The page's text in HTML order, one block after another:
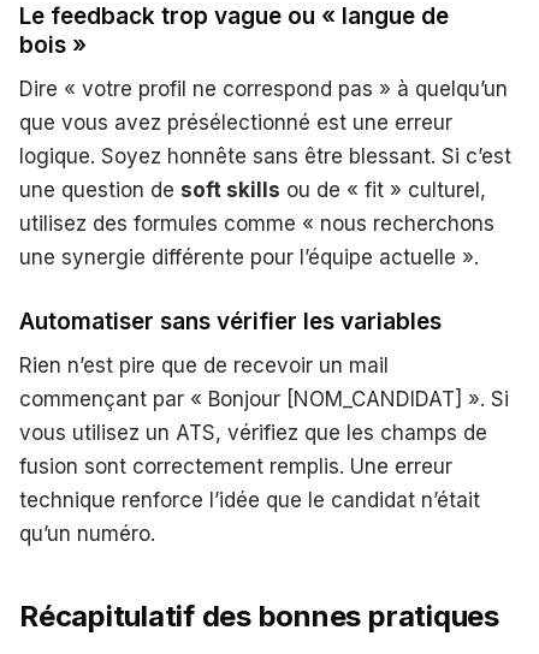
Le feedback trop vague ou « langue de
bois »
Dire « votre profil ne correspond pas » à quelqu’un
que vous avez présélectionné est une erreur
logique. Soyez honnête sans être blessant. Si c’est
une question de soft skills ou de « fit » culturel,
utilisez des formules comme « nous recherchons
une synergie différente pour l’équipe actuelle ».
Automatiser sans vérifier les variables
Rien n’est pire que de recevoir un mail
commençant par « Bonjour [NOM_CANDIDAT] ». Si
vous utilisez un ATS, vérifiez que les champs de
fusion sont correctement remplis. Une erreur
technique renforce l’idée que le candidat n’était
qu’un numéro.
Récapitulatif des bonnes pratiques